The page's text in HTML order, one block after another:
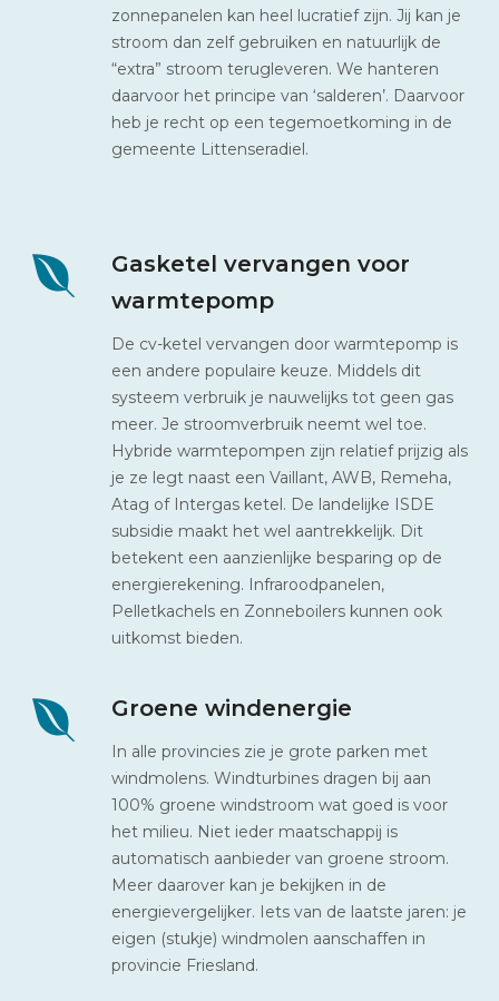
zonnepanelen kan heel lucratief zijn. Jij kan je
stroom dan zelf gebruiken en natuurlijk de
“extra” stroom terugleveren. We hanteren
daarvoor het principe van ‘salderen’. Daarvoor
heb je recht op een tegemoetkoming in de
gemeente Littenseradiel.
Gasketel vervangen voor
warmtepomp
De cv-ketel vervangen door warmtepomp is
een andere populaire keuze. Middels dit
systeem verbruik je nauwelijks tot geen gas
meer. Je stroomverbruik neemt wel toe.
Hybride warmtepompen zijn relatief prijzig als
je ze legt naast een Vaillant, AWB, Remeha,
Atag of Intergas ketel. De landelijke ISDE
subsidie maakt het wel aantrekkelijk. Dit
betekent een aanzienlijke besparing op de
energierekening. Infraroodpanelen,
Pelletkachels en Zonneboilers kunnen ook
uitkomst bieden.
Groene windenergie
In alle provincies zie je grote parken met
windmolens. Windturbines dragen bij aan
100% groene windstroom wat goed is voor
het milieu. Niet ieder maatschappij is
automatisch aanbieder van groene stroom.
Meer daarover kan je bekijken in de
energievergelijker. Iets van de laatste jaren: je
eigen (stukje) windmolen aanschaffen in
provincie Friesland.